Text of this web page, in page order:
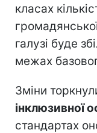
класах
галузі буде
межах
Зміни
інклюзивної
стандартах